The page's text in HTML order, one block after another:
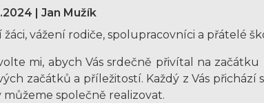
| Jan Mužík
žáci, vážení rodiče, spolupracovníci a přátelé
mi, abych Vás srdečně přivítal na
začátků a příležitostí. Každý z Vás
můžeme společně realizovat.